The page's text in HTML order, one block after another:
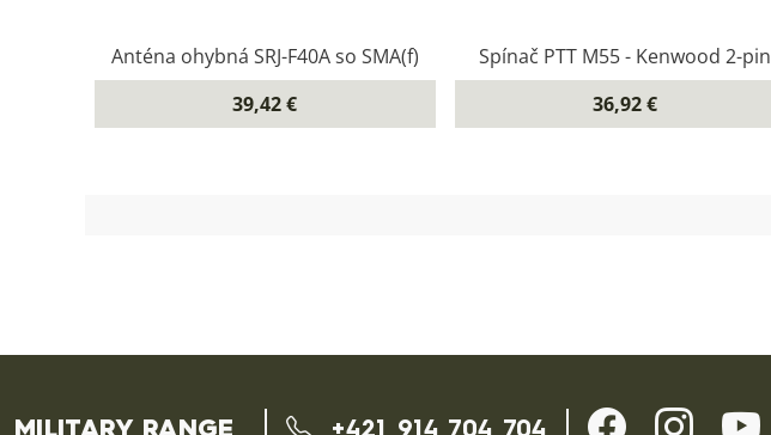
Anténa ohybná SRJ-F40A so SMA(f)
39,42 €
Spínač PTT M55 - Kenwood 2-pin
36,92 €